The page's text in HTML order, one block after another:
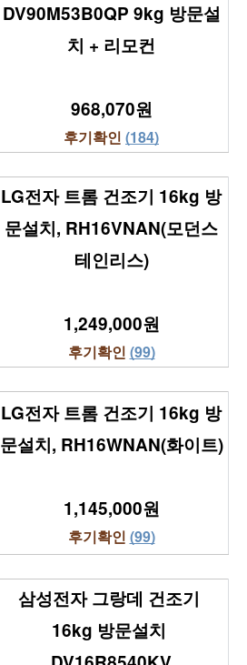
DV90M53B0QP 9kg 방문설
치 + 리모컨
968,070원
후기확인 (184)
LG전자 트롬 건조기 16kg 방
문설치, RH16VNAN(모던스
테인리스)
1,249,000원
후기확인 (99)
LG전자 트롬 건조기 16kg 방
문설치, RH16WNAN(화이트)
1,145,000원
후기확인 (99)
삼성전자 그랑데 건조기
16kg 방문설치